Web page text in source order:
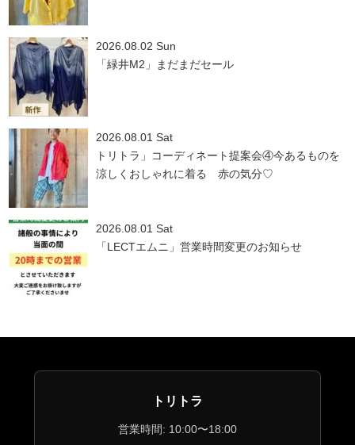
2026.08.02 Sun
「緑井M2」まだまだセール
2026.08.01 Sat
トリトラ」コーディネート提案会④今あるものを
涼しくおしゃれに着る 赤の気分♡
2026.08.01 Sat
「LECTエムニ」営業時間変更のお知らせ
トリトラ
営業時間: 10:00〜18:00